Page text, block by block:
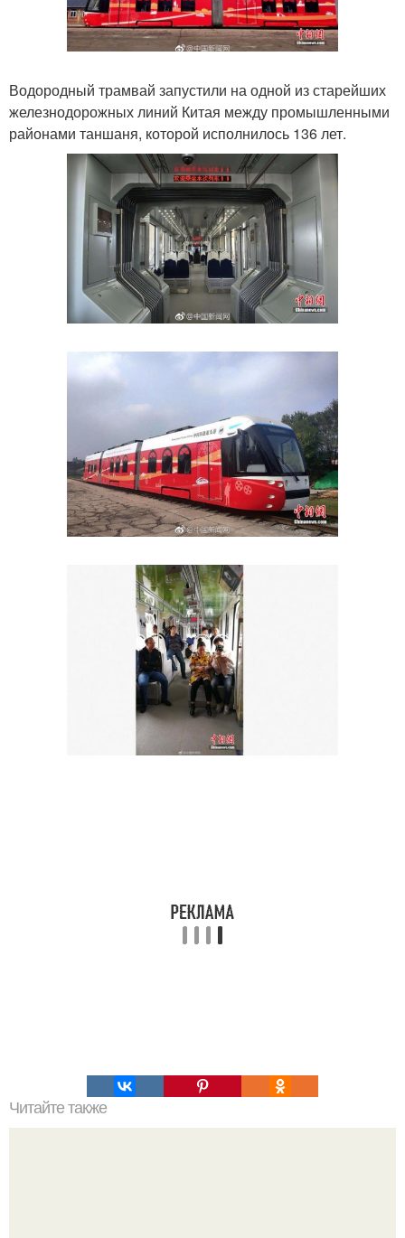
Водородный трамвай запустили на одной из старейших
железнодорожных линий Китая между промышленными
районами таншаня, которой исполнилось 136 лет.
Читайте также